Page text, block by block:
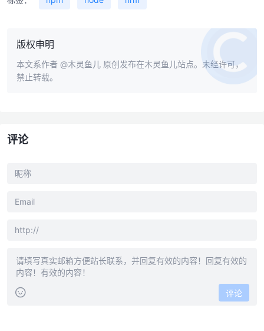
版权申明
本文系作者 @木灵鱼儿 原创发布在木灵鱼儿站点。未经许可，
禁止转载。
评论
评论